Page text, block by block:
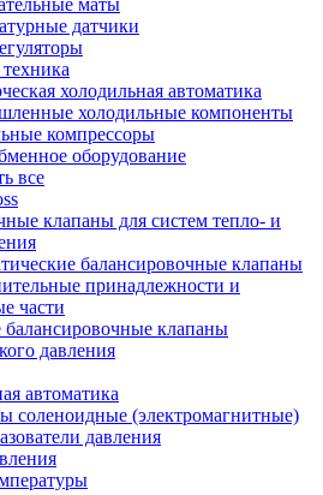
маты
датчики
холодильная автоматика
холодильные компоненты
компрессоры
оборудование
все
клапаны для систем тепло- и
балансировочные клапаны
принадлежности и
части
клапаны
давления
автоматика
соленоидные (электромагнитные)
давления